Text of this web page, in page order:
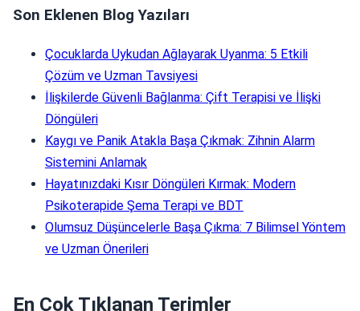
Son Eklenen Blog Yazıları
Çocuklarda Uykudan Ağlayarak Uyanma: 5 Etkili
Çözüm ve Uzman Tavsiyesi
İlişkilerde Güvenli Bağlanma: Çift Terapisi ve İlişki
Döngüleri
Kaygı ve Panik Atakla Başa Çıkmak: Zihnin Alarm
Sistemini Anlamak
Hayatınızdaki Kısır Döngüleri Kırmak: Modern
Psikoterapide Şema Terapi ve BDT
Olumsuz Düşüncelerle Başa Çıkma: 7 Bilimsel Yöntem
ve Uzman Önerileri
En Çok Tıklanan Terimler